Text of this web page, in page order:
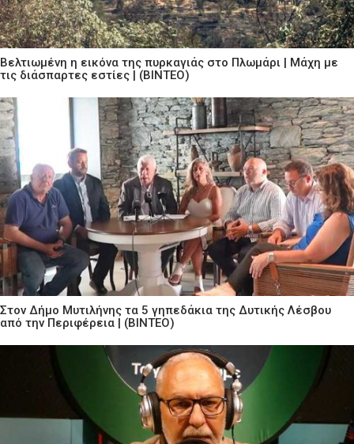
Βελτιωμένη η εικόνα της πυρκαγιάς στο Πλωμάρι | Μάχη με
τις διάσπαρτες εστίες | (ΒΙΝΤΕΟ)
Στον Δήμο Μυτιλήνης τα 5 γηπεδάκια της Δυτικής Λέσβου
από την Περιφέρεια | (ΒΙΝΤΕΟ)